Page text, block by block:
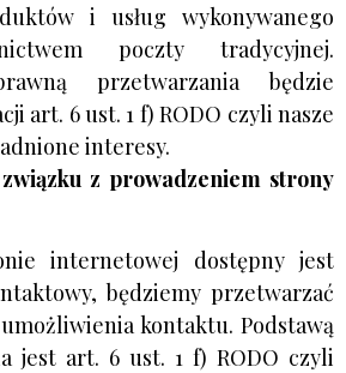
i usług wykonywanego
poczty tradycyjnej.
przetwarzania będzie
art. 6 ust. 1 f) RODO czyli nasze
interesy.
z prowadzeniem strony
internetowej dostępny jest
będziemy przetwarzać
kontaktu. Podstawą
jest art. 6 ust. 1 f) RODO czyli